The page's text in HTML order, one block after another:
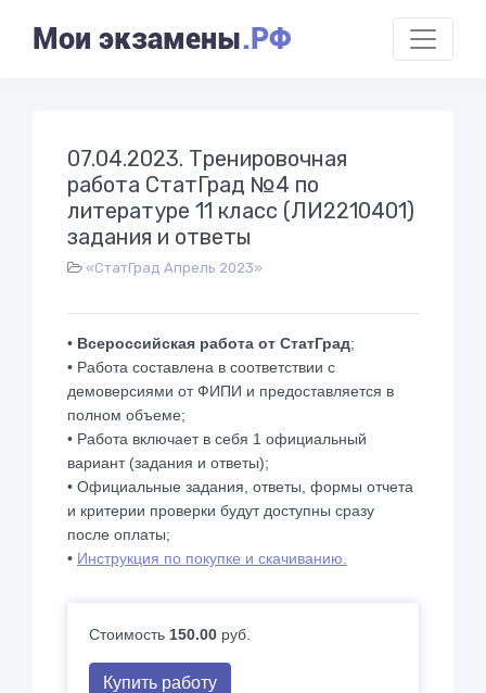
Мои экзамены.РФ
07.04.2023. Тренировочная
работа СтатГрад №4 по
литературе 11 класс (ЛИ2210401)
задания и ответы
«СтатГрад Апрель 2023»
• Всероссийская работа от СтатГрад;
• Работа составлена в соответствии с
демоверсиями от ФИПИ и предоставляется в
полном объеме;
• Работа включает в себя 1 официальный
вариант (задания и ответы);
• Официальные задания, ответы, формы отчета
и критерии проверки будут доступны сразу
после оплаты;
• Инструкция по покупке и скачиванию.
Стоимость 150.00 руб.
Купить работу